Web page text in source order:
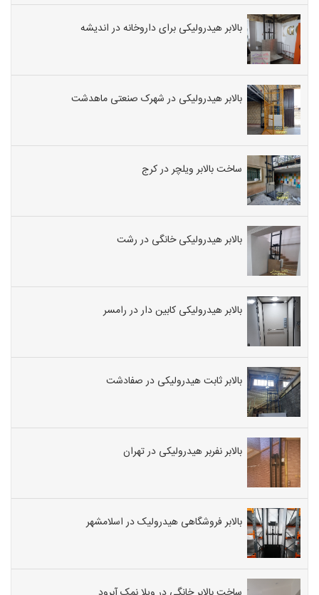
بالابر هیدرولیکی برای داروخانه در اندیشه
بالابر هیدرولیکی در شهرک صنعتی ماهدشت
ساخت بالابر ویلچر در کرج
بالابر هیدرولیکی خانگی در رشت
بالابر هیدرولیکی کابین دار در رامسر
بالابر ثابت هیدرولیکی در صفادشت
بالابر نفربر هیدرولیکی در تهران
بالابر فروشگاهی هیدرولیک در اسلامشهر